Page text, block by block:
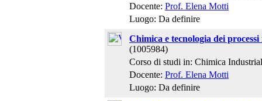
Docente: Prof. Elena Motti
Luogo: Da definire
Chimica e tecnologia dei
(1005984)
Corso di studi in: Chimica
Docente: Prof. Elena Motti
Luogo: Da definire